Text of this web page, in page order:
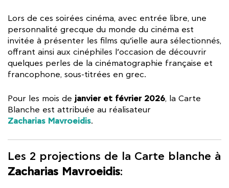
Lors de ces soirées cinéma, avec entrée libre, une
personnalité grecque du monde du cinéma est
invitée à présenter les films qu’ielle aura sélectionnés,
offrant ainsi aux cinéphiles l’occasion de découvrir
quelques perles de la cinématographie française et
francophone, sous-titrées en grec.
Pour les mois de janvier et février 2026, la Carte
Blanche est attribuée au réalisateur
Zacharias Mavroeidis.
Les 2 projections de la Carte blanche à
Zacharias Mavroeidis: